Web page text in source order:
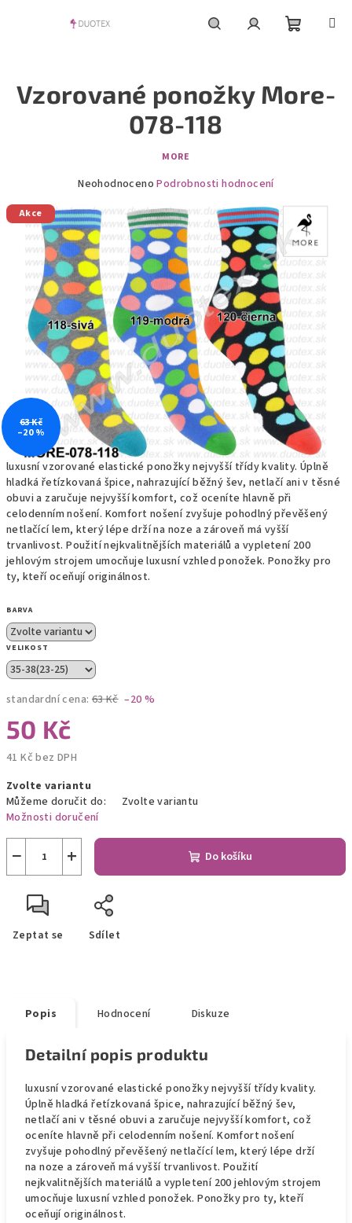
košík
luxusní vzorované elastické ponožky nejvyšší třídy kvality. Úplně
hladká řetízkovaná špice, nahrazující běžný šev, netlačí ani v těsné
obuvi a zaručuje nejvyšší komfort, což oceníte hlavně při
celodenním nošení. Komfort nošení zvyšuje pohodlný převěšený
netlačící lem, který lépe drží na noze a zároveň má vyšší
trvanlivost. Použití nejkvalitnějších materiálů a vypletení 200
jehlovým strojem umocňuje luxusní vzhled ponožek. Ponožky pro
ty, kteří oceňují originálnost.
BARVA
VELIKOST
standardní cena: 63 Kč –20 %
50 Kč
41 Kč bez DPH
cena:
Zvolte variantu
Můžeme doručit do:
Zvolte variantu
Možnosti doručení
+
− Do košíku
Zeptat se Sdílet
Vzorované ponožky More-
078-118
MORE
Průměrné
produktu
je
0,0
z
5
hvězdiček.
Neohodnoceno Podrobnosti hodnocení
Akce
63 Kč
–20 %
Popis Hodnocení Diskuze
Detailní popis produktu
luxusní vzorované elastické ponožky nejvyšší třídy kvality.
Úplně hladká řetízkovaná špice, nahrazující běžný šev,
netlačí ani v těsné obuvi a zaručuje nejvyšší komfort, což
oceníte hlavně při celodenním nošení. Komfort nošení
zvyšuje pohodlný převěšený netlačící lem, který lépe drží
na noze a zároveň má vyšší trvanlivost. Použití
nejkvalitnějších materiálů a vypletení 200 jehlovým strojem
umocňuje luxusní vzhled ponožek. Ponožky pro ty, kteří
oceňují originálnost.